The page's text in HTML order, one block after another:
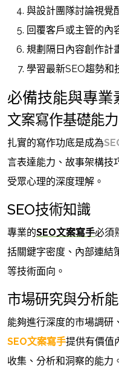
與設計團隊討論視覺
回覆客戶或主管的內
規劃隔日內容創作計
學習最新SEO趨勢和
必備技能與專業
文案寫作基礎能力
扎實的寫作功底是成為
言表達能力、故事架構技
受眾心理的深度理解。
SEO技術知識
專業的SEO文案寫手必須
括關鍵字密度、內部連結
等技術面向。
市場研究與分析
能夠進行深度的市場調研
SEO文案寫手提供有價值
收集、分析和洞察的能力